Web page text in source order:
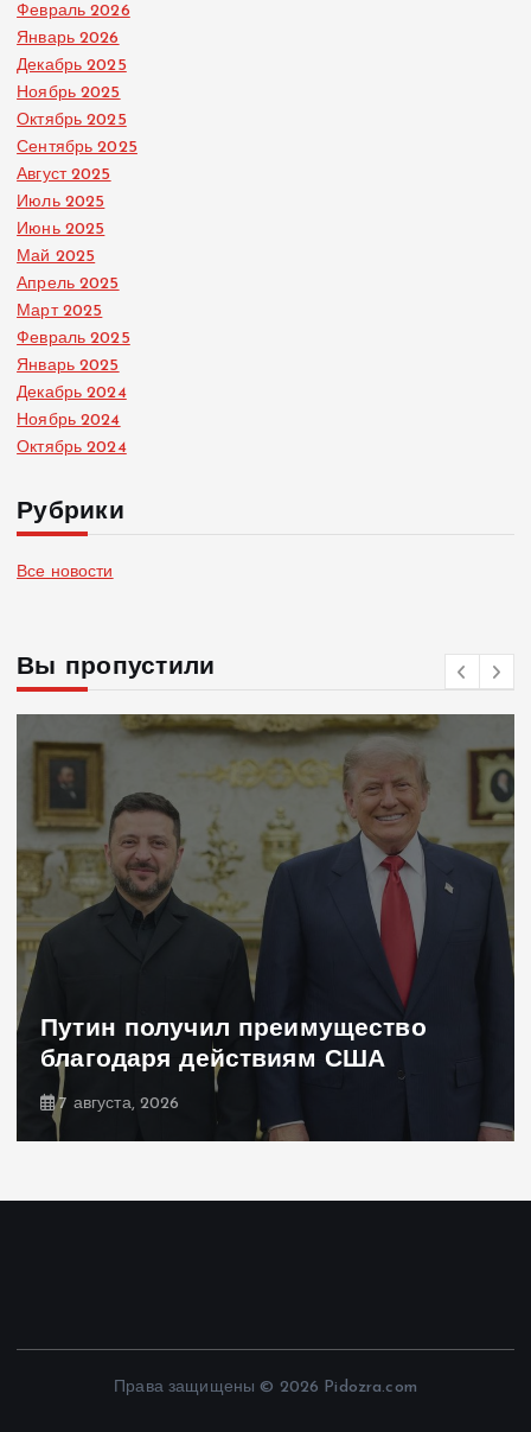
Февраль 2026
Январь 2026
Декабрь 2025
Ноябрь 2025
Октябрь 2025
Сентябрь 2025
Август 2025
Июль 2025
Июнь 2025
Май 2025
Апрель 2025
Март 2025
Февраль 2025
Январь 2025
Декабрь 2024
Ноябрь 2024
Октябрь 2024
Рубрики
Все новости
Вы пропустили
Путин получил преимущество
благодаря действиям США
7 августа, 2026
Права защищены © 2026 Pidozra.com